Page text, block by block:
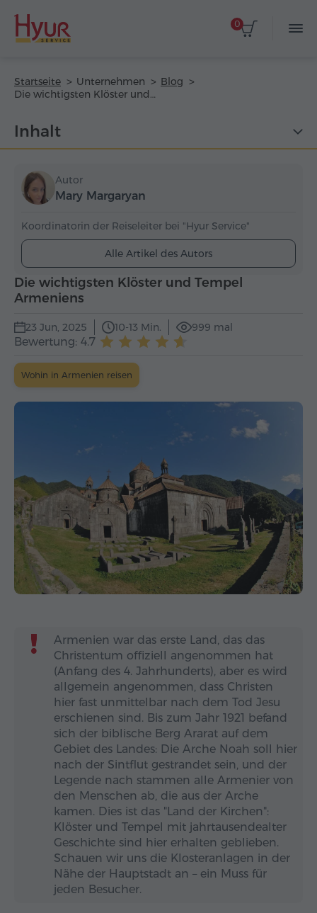
0
Startseite Unternehmen
Blog
Die wichtigsten Klöster und Tempel Armeniens
Die wichtigsten Klöster und Tempel
Armeniens
23 Jun, 2025 10-13 Min. 999 mal
Bewertung: 4.7
Wohin in Armenien reisen
Armenien war das erste Land, das das
Christentum offiziell angenommen hat
(Anfang des 4. Jahrhunderts), aber es wird
allgemein angenommen, dass Christen
hier fast unmittelbar nach dem Tod Jesu
erschienen sind. Bis zum Jahr 1921 befand
sich der biblische Berg Ararat auf dem
Gebiet des Landes: Die Arche Noah soll hier
nach der Sintflut gestrandet sein, und der
Legende nach stammen alle Armenier von
den Menschen ab, die aus der Arche
kamen. Dies ist das "Land der Kirchen":
Klöster und Tempel mit jahrtausendealter
Geschichte sind hier erhalten geblieben.
Schauen wir uns die Klosteranlagen in der
Nähe der Hauptstadt an – ein Muss für
jeden Besucher.
Inhalt
Autor
Mary Margaryan
Koordinatorin der Reiseleiter bei "Hyur Service"
Alle Artikel des Autors